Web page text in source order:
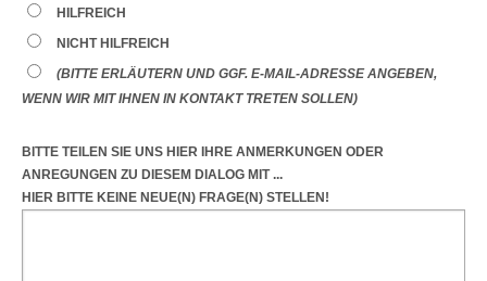
HILFREICH
NICHT HILFREICH
(BITTE ERLÄUTERN UND GGF. E-MAIL-ADRESSE ANGEBEN,
WENN WIR MIT IHNEN IN KONTAKT TRETEN SOLLEN)
BITTE TEILEN SIE UNS HIER IHRE ANMERKUNGEN ODER
ANREGUNGEN ZU DIESEM DIALOG MIT ...
HIER BITTE KEINE NEUE(N) FRAGE(N) STELLEN!